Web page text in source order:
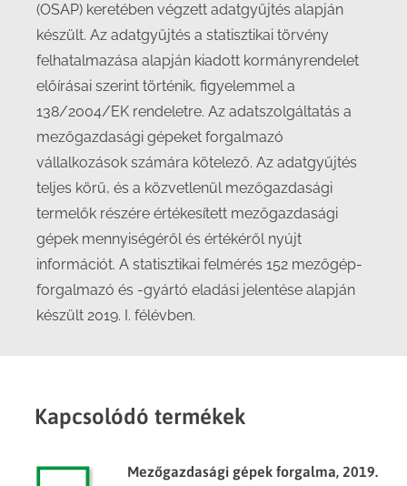
(OSAP) keretében végzett adatgyűjtés alapján
készült. Az adatgyűjtés a statisztikai törvény
felhatalmazása alapján kiadott kormányrendelet
előírásai szerint történik, figyelemmel a
138/2004/EK rendeletre. Az adatszolgáltatás a
mezőgazdasági gépeket forgalmazó
vállalkozások számára kötelező. Az adatgyűjtés
teljes körű, és a közvetlenül mezőgazdasági
termelők részére értékesített mezőgazdasági
gépek mennyiségéről és értékéről nyújt
információt. A statisztikai felmérés 152 mezőgép-
forgalmazó és -gyártó eladási jelentése alapján
készült 2019. I. félévben.
Kapcsolódó termékek
Mezőgazdasági gépek forgalma, 2019.